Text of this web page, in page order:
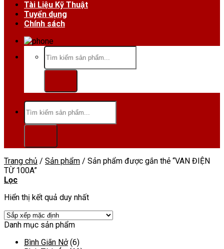
Tài Liệu Kỹ Thuật
Tuyển dụng
Chính sách
Tìm
kiếm:
Tìm
kiếm:
Trang chủ / Sản phẩm / Sản phẩm được gắn thẻ “VAN ĐIỆN
TỪ 100A”
Lọc
Hiển thị kết quả duy nhất
Danh mục sản phẩm
Bình Giãn Nở (6)